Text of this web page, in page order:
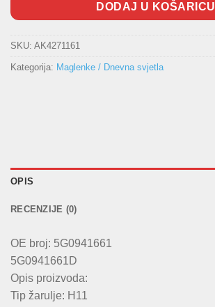
DODAJ U KOŠARICU
SKU: AK4271161
Kategorija: Maglenke / Dnevna svjetla
OPIS
RECENZIJE (0)
OE broj: 5G0941661
5G0941661D
Opis proizvoda:
Tip žarulje: H11